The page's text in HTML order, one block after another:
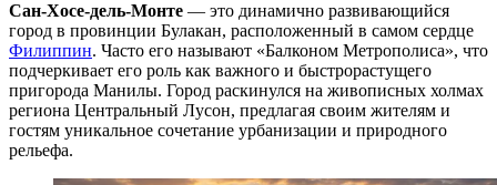
Сан-Хосе-дель-Монте — это динамично развивающийся
город в провинции Булакан, расположенный в самом сердце
Филиппин. Часто его называют «Балконом Метрополиса», что
подчеркивает его роль как важного и быстрорастущего
пригорода Манилы. Город раскинулся на живописных холмах
региона Центральный Лусон, предлагая своим жителям и
гостям уникальное сочетание урбанизации и природного
рельефа.